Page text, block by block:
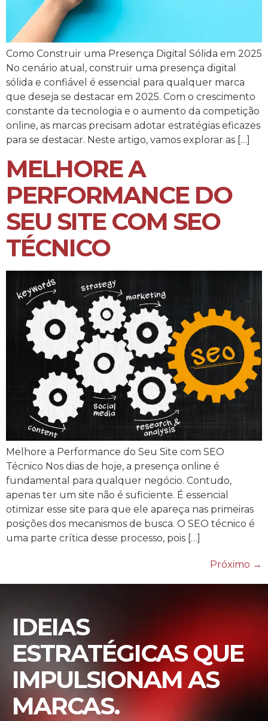
Como Construir uma Presença Digital Sólida em 2025
No cenário atual, construir uma presença digital
sólida e confiável é essencial para qualquer marca
que deseja se destacar em 2025. Com o crescimento
constante da tecnologia e o aumento da competição
online, as marcas precisam adotar estratégias eficazes
para se destacar. Neste artigo, vamos explorar as […]
MELHORE A
PERFORMANCE DO
SEU SITE COM SEO
TÉCNICO
Melhore a Performance do Seu Site com SEO
Técnico Nos dias de hoje, a presença online é
fundamental para qualquer negócio. Contudo,
apenas ter um site não é suficiente. É essencial
otimizar esse site para que ele apareça nas primeiras
posições dos mecanismos de busca. O SEO técnico é
uma parte crítica desse processo, pois […]
Próximo →
IDEIAS
ESTRATÉGICAS QUE
IMPULSIONAM AS
MARCAS.